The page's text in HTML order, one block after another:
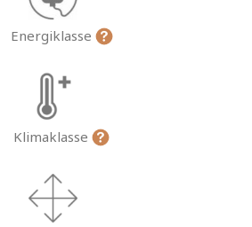
Energiklasse
Klimaklasse